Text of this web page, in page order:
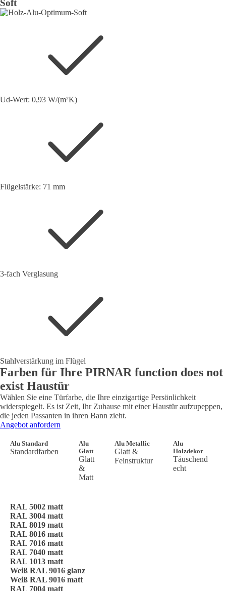
Soft
Ud-Wert: 0,93 W/(m²K)
Flügelstärke: 71 mm
3-fach Verglasung
Stahlverstärkung im Flügel
Farben für Ihre PIRNAR function does not
exist Haustür
Wählen Sie eine Türfarbe, die Ihre einzigartige Persönlichkeit
widerspiegelt. Es ist Zeit, Ihr Zuhause mit einer Haustür aufzupeppen,
die jeden Passanten in ihren Bann zieht.
Angebot anfordern
Alu Standard
Standardfarben
Alu
Glatt
Glatt
&
Matt
Alu Metallic
Glatt &
Feinstruktur
Alu
Holzdekor
Täuschend
echt
RAL 5002 matt
RAL 3004 matt
RAL 8019 matt
RAL 8016 matt
RAL 7016 matt
RAL 7040 matt
RAL 1013 matt
Weiß RAL 9016 glanz
Weiß RAL 9016 matt
RAL 7004 matt